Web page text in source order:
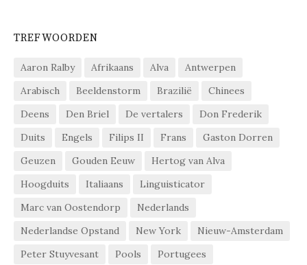
TREFWOORDEN
Aaron Ralby Afrikaans Alva
Antwerpen
Arabisch
Beeldenstorm Brazilië
Chinees
Deens
Den Briel De vertalers
Don Frederik
Duits
Engels Filips II Frans
Gaston Dorren
Geuzen
Gouden Eeuw
Hertog van Alva
Hoogduits
Italiaans
Linguisticator
Marc van Oostendorp
Nederlands
Nederlandse Opstand
New York
Nieuw-Amsterdam
Peter Stuyvesant
Pools
Portugees